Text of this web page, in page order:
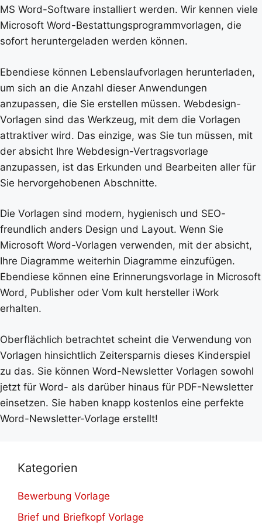
MS Word-Software installiert werden. Wir kennen viele
Microsoft Word-Bestattungsprogrammvorlagen, die
sofort heruntergeladen werden können.
Ebendiese können Lebenslaufvorlagen herunterladen,
um sich an die Anzahl dieser Anwendungen
anzupassen, die Sie erstellen müssen. Webdesign-
Vorlagen sind das Werkzeug, mit dem die Vorlagen
attraktiver wird. Das einzige, was Sie tun müssen, mit
der absicht Ihre Webdesign-Vertragsvorlage
anzupassen, ist das Erkunden und Bearbeiten aller für
Sie hervorgehobenen Abschnitte.
Die Vorlagen sind modern, hygienisch und SEO-
freundlich anders Design und Layout. Wenn Sie
Microsoft Word-Vorlagen verwenden, mit der absicht,
Ihre Diagramme weiterhin Diagramme einzufügen.
Ebendiese können eine Erinnerungsvorlage in Microsoft
Word, Publisher oder Vom kult hersteller iWork
erhalten.
Oberflächlich betrachtet scheint die Verwendung von
Vorlagen hinsichtlich Zeitersparnis dieses Kinderspiel
zu das. Sie können Word-Newsletter Vorlagen sowohl
jetzt für Word- als darüber hinaus für PDF-Newsletter
einsetzen. Sie haben knapp kostenlos eine perfekte
Word-Newsletter-Vorlage erstellt!
Kategorien
Bewerbung Vorlage
Brief und Briefkopf Vorlage